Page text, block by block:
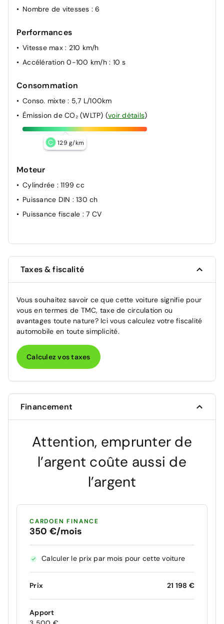
Nombre de vitesses : 6
Performances
Vitesse max : 210 km/h
Accélération 0-100 km/h : 10 s
Consommation
Conso. mixte: 5,7 L/100km
Émission de CO₂ (WLTP) (voir détails)
C 129 g/km
Moteur
Cylindrée : 1199 cc
Puissance DIN : 130 ch
Puissance fiscale : 7 CV
Taxes & fiscalité
Vous souhaitez savoir ce que cette voiture signifie pour
vous en termes de TMC, taxe de circulation ou
avantages toute nature? Ici vous calculez votre fiscalité
automobile en toute simplicité.
Calculez vos taxes
Financement
Attention, emprunter de
l’argent coûte aussi de
l’argent
CARDOEN FINANCE
350 €/mois
Calculer le prix par mois pour cette voiture
Prix 21 198 €
Apport